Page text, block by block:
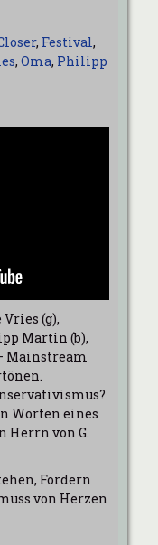
, Festival,
, Oma, Philipp
(g),
Martin (b),
Mainstream
Worten eines
Herrn von G.
Fordern
von Herzen